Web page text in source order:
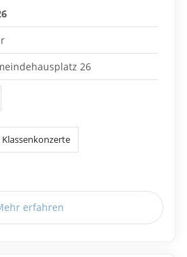
26
Klassenkonzerte
erfahren